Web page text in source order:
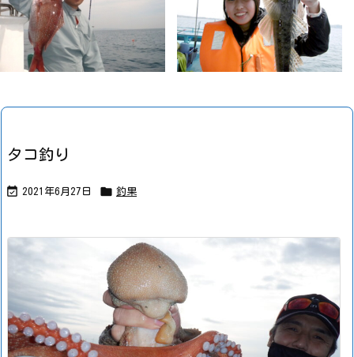
タコ釣り
 2021年6月27日  釣果